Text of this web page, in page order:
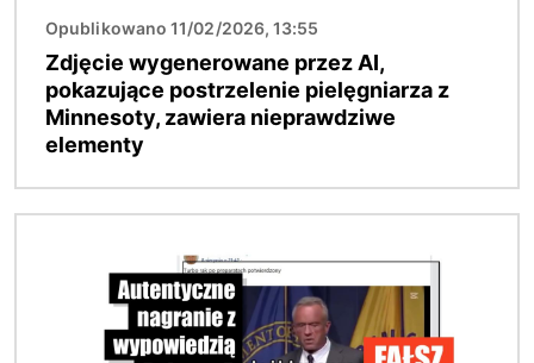
Opublikowano 11/02/2026, 13:55
Zdjęcie wygenerowane przez AI,
pokazujące postrzelenie pielęgniarza z
Minnesoty, zawiera nieprawdziwe
elementy